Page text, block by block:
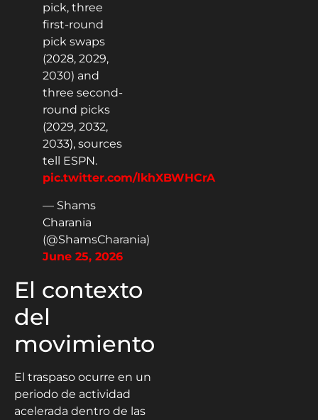
pick, three
first-round
pick swaps
(2028, 2029,
2030) and
three second-
round picks
(2029, 2032,
2033), sources
tell ESPN.
pic.twitter.com/lkhXBWHCrA
— Shams
Charania
(@ShamsCharania)
June 25, 2026
El contexto
del
movimiento
El traspaso ocurre en un
periodo de actividad
acelerada dentro de las